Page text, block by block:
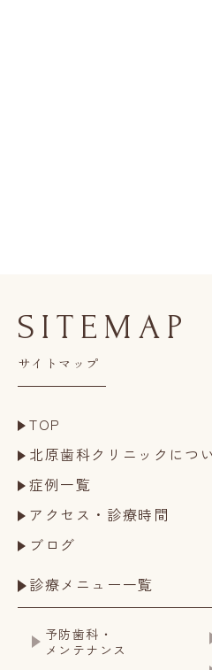
SITEMAP
サイトマップ
TOP
北原歯科クリニックにつ
症例一覧
アクセス・診療時間
ブログ
診療メニュー一覧
予防歯科・
メンテナンス